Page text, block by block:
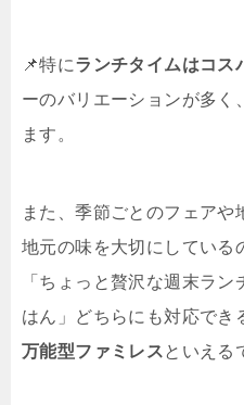
📌特にランチタイムはコス
ーのバリエーションが多く
ます。
また、季節ごとのフェアや
地元の味を大切にしている
「ちょっと贅沢な週末ラ
はん」どちらにも対応でき
万能型ファミレスといえる